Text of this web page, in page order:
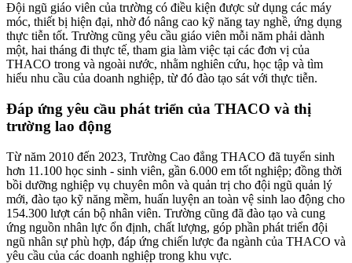
Đội ngũ giáo viên của trường có điều kiện được sử dụng các máy
móc, thiết bị hiện đại, nhờ đó nâng cao kỹ năng tay nghề, ứng dụng
thực tiễn tốt. Trường cũng yêu cầu giáo viên mỗi năm phải dành
một, hai tháng đi thực tế, tham gia làm việc tại các đơn vị của
THACO trong và ngoài nước, nhằm nghiên cứu, học tập và tìm
hiểu nhu cầu của doanh nghiệp, từ đó đào tạo sát với thực tiễn.
Đáp ứng yêu cầu phát triển của THACO và thị
trường lao động
Từ năm 2010 đến 2023, Trường Cao đẳng THACO đã tuyển sinh
hơn 11.100 học sinh - sinh viên, gần 6.000 em tốt nghiệp; đồng thời
bồi dưỡng nghiệp vụ chuyên môn và quản trị cho đội ngũ quản lý
mới, đào tạo kỹ năng mềm, huấn luyện an toàn vệ sinh lao động cho
154.300 lượt cán bộ nhân viên. Trường cũng đã đào tạo và cung
ứng nguồn nhân lực ổn định, chất lượng, góp phần phát triển đội
ngũ nhân sự phù hợp, đáp ứng chiến lược đa ngành của THACO và
yêu cầu của các doanh nghiệp trong khu vực.